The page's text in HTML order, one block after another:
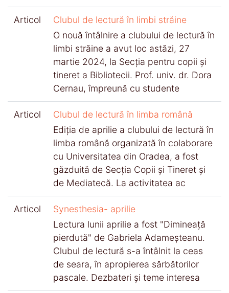
Articol
Clubul de lectură în limbi străine
O nouă întâlnire a clubului de lectură în
limbi străine a avut loc astăzi, 27
martie 2024, la Secția pentru copii și
tineret a Bibliotecii. Prof. univ. dr. Dora
Cernau, împreună cu studente
Articol
Clubul de lectură în limba română
Ediția de aprilie a clubului de lectură în
limba română organizată în colaborare
cu Universitatea din Oradea, a fost
găzduită de Secția Copii și Tineret și
de Mediatecă. La activitatea ac
Articol
Synesthesia- aprilie
Lectura lunii aprilie a fost "Dimineață
pierdută" de Gabriela Adameșteanu.
Clubul de lectură s-a întâlnit la ceas
de seara, în apropierea sărbătorilor
pascale. Dezbateri și teme interesa